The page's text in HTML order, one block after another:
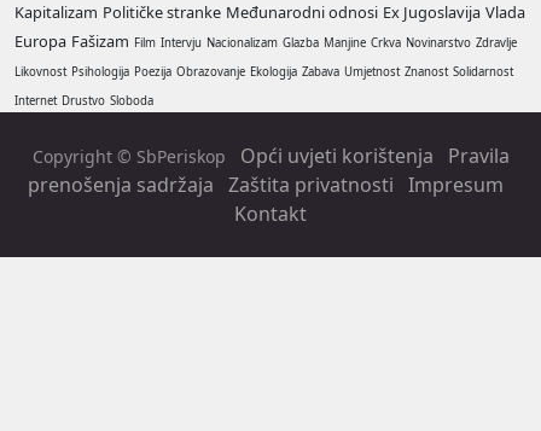
Kapitalizam Političke stranke Međunarodni odnosi Ex Jugoslavija Vlada
Europa Fašizam Film Intervju Nacionalizam Glazba Manjine Crkva Novinarstvo Zdravlje
Likovnost Psihologija Poezija Obrazovanje Ekologija Zabava Umjetnost Znanost Solidarnost
Internet Drustvo Sloboda
Copyright © SbPeriskop Opći uvjeti korištenja
Pravila
prenošenja sadržaja Zaštita privatnosti Impresum
Kontakt